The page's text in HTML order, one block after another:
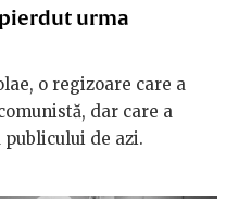
urma
o regizoare care a
dar care a
publicului de azi.